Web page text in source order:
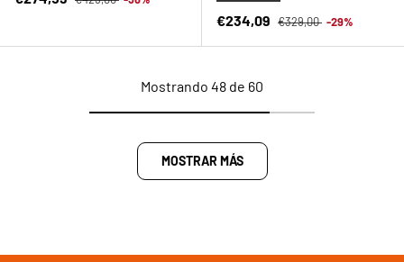
Precio de venta
€234,09 Precio normal
€329,00 -29%
Mostrando 48 de 60
MOSTRAR MÁS